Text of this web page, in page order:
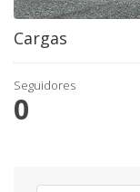
Cargas
Seguidores
0